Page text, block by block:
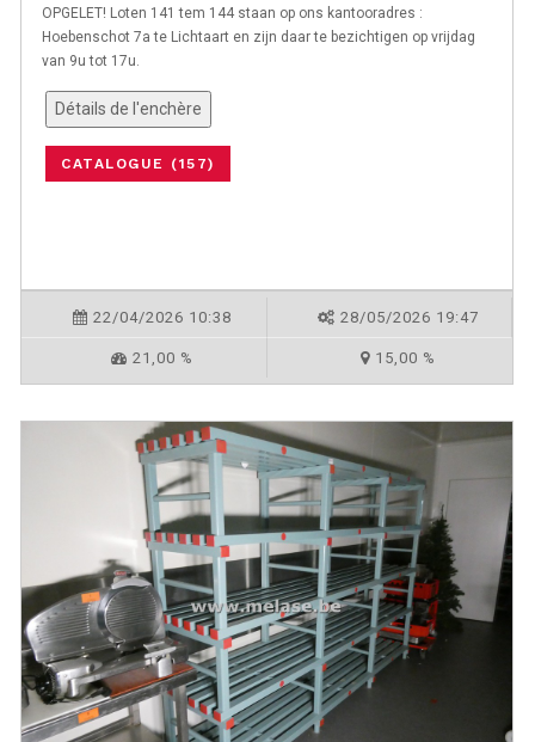
OPGELET! Loten 141 tem 144 staan op ons kantooradres :
Hoebenschot 7a te Lichtaart en zijn daar te bezichtigen op vrijdag
van 9u tot 17u.
Détails de l'enchère
CATALOGUE (157)
22/04/2026 10:38 28/05/2026 19:47
21,00 % 15,00 %